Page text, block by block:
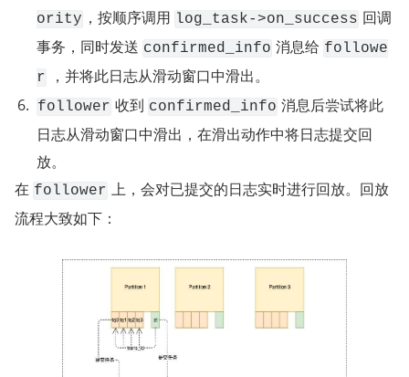
ority ，按顺序调用 log_task->on_success 回调
事务，同时发送 confirmed_info 消息给 followe
r
，并将此日志从滑动窗口中滑出。
follower 收到 confirmed_info 消息后尝试将此
日志从滑动窗口中滑出，在滑出动作中将日志提交回
放。
在 follower 上，会对已提交的日志实时进行回放。回放
流程大致如下：